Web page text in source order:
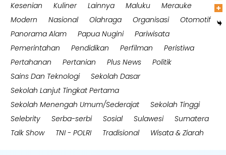
Kesenian
Kuliner Lainnya Maluku
Merauke
Modern
Nasional Olahraga Organisasi
Otomotif
Panorama Alam
Papua Nugini
Pariwisata
Pemerintahan
Pendidikan Perfilman
Peristiwa
Pertahanan
Pertanian Plus News
Politik
Sains Dan Teknologi
Sekolah Dasar
Sekolah Lanjut Tingkat Pertama
Sekolah Menengah Umum/Sederajat
Sekolah Tinggi
Selebrity
Serba-serbi Sosial Sulawesi
Sumatera
Talk Show
TNI - POLRI Tradisional Wisata & Ziarah